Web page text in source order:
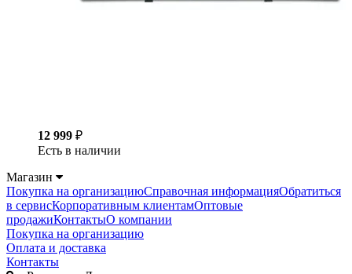
12 999 ₽
Есть в наличии
Магазин
Покупка на организациюСправочная информацияОбратиться
в сервисКорпоративным клиентамОптовые
продажиКонтактыО компании
Покупка на организацию
Оплата и доставка
Контакты